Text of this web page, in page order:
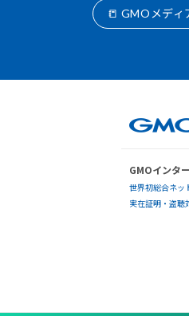
📒 GMOメデ
GMOインタ
世界初総合ネッ
実在証明・盗聴